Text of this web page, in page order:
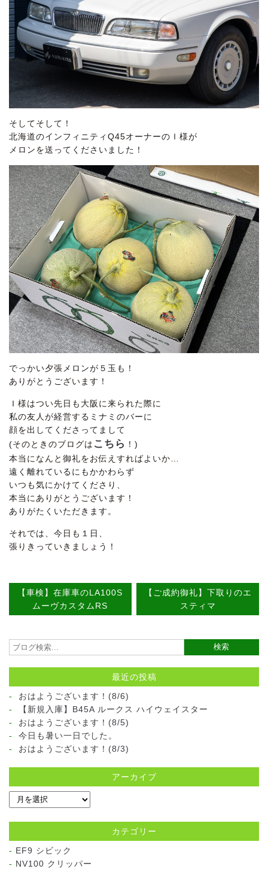
そしてそして！
北海道のインフィニティQ45オーナーのＩ様が
メロンを送ってくださいました！
でっかい夕張メロンが５玉も！
ありがとうございます！
Ｉ様はつい先日も大阪に来られた際に
私の友人が経営するミナミのバーに
顔を出してくださってまして
(そのときのブログは こちら ！)
本当になんと御礼をお伝えすればよいか…
遠く離れているにもかかわらず
いつも気にかけてくださり、
本当にありがとうございます！
ありがたくいただきます。
それでは、今日も１日、
張りきっていきましょう！
【車検】在庫車のLA100S
ムーヴカスタムRS
【ご成約御礼】下取りのエ
スティマ
最近の投稿
おはようございます！(8/6)
【新規入庫】B45A ルークス ハイウェイスター
おはようございます！(8/5)
今日も暑い一日でした。
おはようございます！(8/3)
アーカイブ
カテゴリー
EF9 シビック
NV100 クリッパー